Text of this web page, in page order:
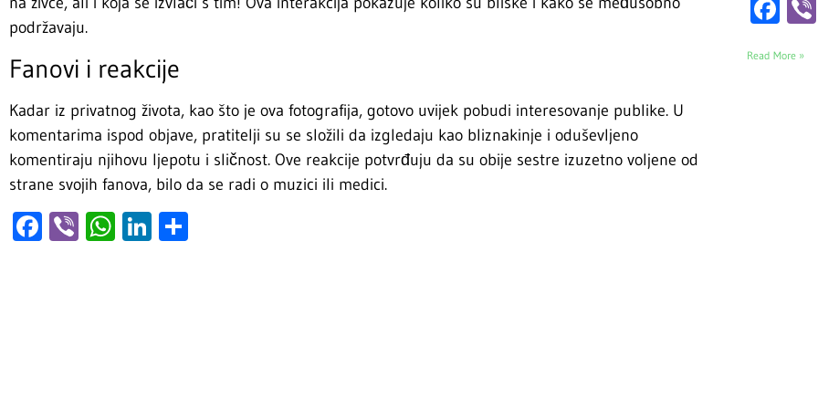
podržavaju.
Fanovi i reakcije
Kadar iz privatnog života, kao što je ova fotografija, gotovo uvijek pobudi interesovanje publike. U
komentarima ispod objave, pratitelji su se složili da izgledaju kao bliznakinje i oduševljeno
komentiraju njihovu ljepotu i sličnost. Ove reakcije potvrđuju da su obije sestre izuzetno voljene od
strane svojih fanova, bilo da se radi o muzici ili medici.
Facebook
ViberWhatsApp
LinkedIn
Read More »